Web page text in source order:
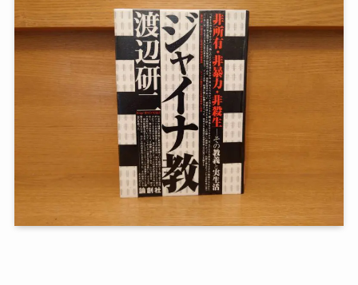
インド・スリランカ仏跡紀行
第一次インド遠征～ガンジス川の聖地を訪ねて
第二次インド遠征～インド中南部の遺跡を訪ねて
仏教聖地スリランカ紀行
第三次インド遠征～ブッダゆかりの地を巡る旅
仏教コラム＋α